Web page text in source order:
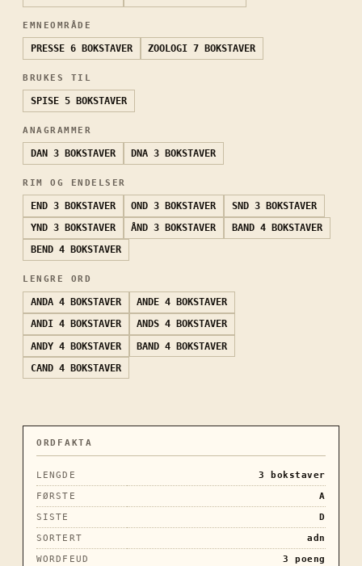
EMNEOMRÅDE
PRESSE 6 BOKSTAVER ZOOLOGI 7 BOKSTAVER
BRUKES TIL
SPISE 5 BOKSTAVER
ANAGRAMMER
DAN 3 BOKSTAVER DNA 3 BOKSTAVER
RIM OG ENDELSER
END 3 BOKSTAVER OND 3 BOKSTAVER SND 3 BOKSTAVER
YND 3 BOKSTAVER ÅND 3 BOKSTAVER BAND 4 BOKSTAVER
BEND 4 BOKSTAVER
LENGRE ORD
ANDA 4 BOKSTAVER ANDE 4 BOKSTAVER
ANDI 4 BOKSTAVER ANDS 4 BOKSTAVER
ANDY 4 BOKSTAVER BAND 4 BOKSTAVER
CAND 4 BOKSTAVER
ORDFAKTA
LENGDE 3
bokstaver
FØRSTE
A
SISTE
D
SORTERT
adn
WORDFEUD
3
poeng